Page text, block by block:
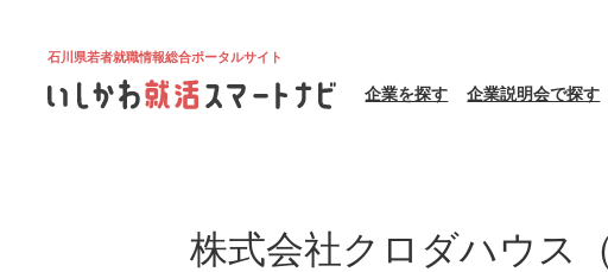
石川県若者就職情報総合ポータルサイト
企業を探す 企業説明会で探す
株式会社クロダハウス